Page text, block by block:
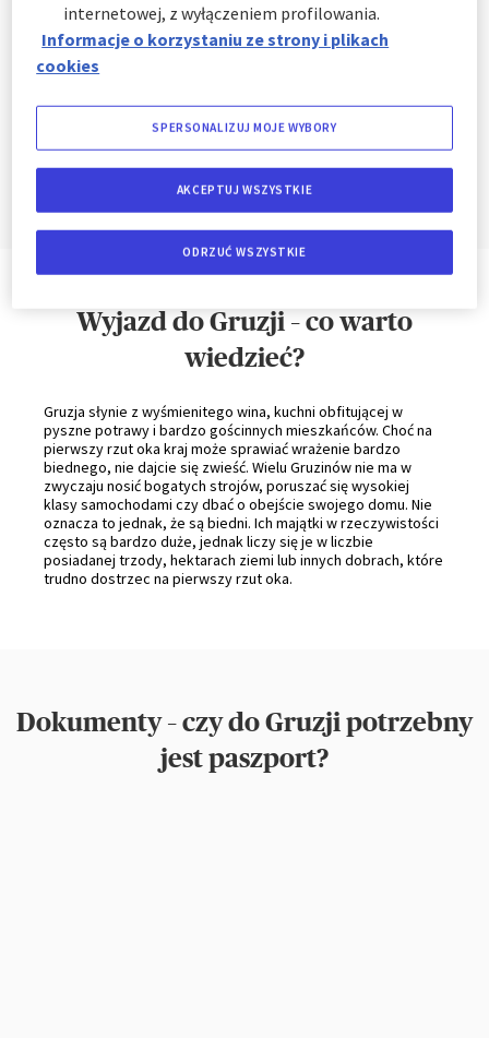
Gruzja leży na pograniczu Europy i Azji u wybrzeży Morza
Czarnego na tzw. Zakaukaziu. Góry sąsiadujące z morzem
sprawiają, że najlepszym okresem na wycieczkę do Gruzji
jest czas od wiosny do jesieni. Zimą, szczególnie w głębi
mroźna i deszczowa. W wyższych partiach już późną jesienią
zdarzają się dość intensywne opady śniegu. Lato jest za to
Wyjazd do Gruzji – co warto
wiedzieć?
Gruzja słynie z wyśmienitego wina, kuchni obfitującej w
pyszne potrawy i bardzo gościnnych mieszkańców. Choć na
pierwszy rzut oka kraj może sprawiać wrażenie bardzo
biednego, nie dajcie się zwieść. Wielu Gruzinów nie ma w
zwyczaju nosić bogatych strojów, poruszać się wysokiej
klasy samochodami czy dbać o obejście swojego domu. Nie
oznacza to jednak, że są biedni. Ich majątki w rzeczywistości
często są bardzo duże, jednak liczy się je w liczbie
posiadanej trzody, hektarach ziemi lub innych dobrach, które
trudno dostrzec na pierwszy rzut oka.
Dokumenty – czy do Gruzji potrzebny
jest paszport?
internetowej, z wyłączeniem profilowania.
Informacje o korzystaniu ze strony i plikach
cookies
SPERSONALIZUJ MOJE WYBORY
ODRZUĆ WSZYSTKIE
AKCEPTUJ WSZYSTKIE